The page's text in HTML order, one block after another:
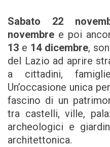
Sabato 22
novembre e poi
13 e 14 dicembre,
del Lazio ad aprire
a cittadini,
Un’occasione unica
fascino di un
tra castelli, ville,
archeologici e
architettonica.